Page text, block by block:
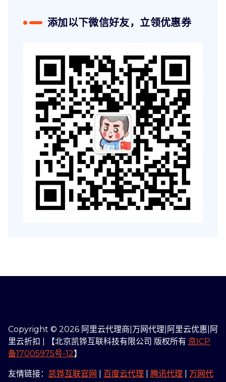
添加以下微信好友，立领优惠券
Copyright © 2026 阿里云代理商|万网代理|阿里云优惠|阿
里云折扣 | 【北京凯铧互联科技有限公司 版权所有 京ICP
备17005975号-12】
友情链接： 凯铧互联官网 百度云代理 腾讯代理
万网代